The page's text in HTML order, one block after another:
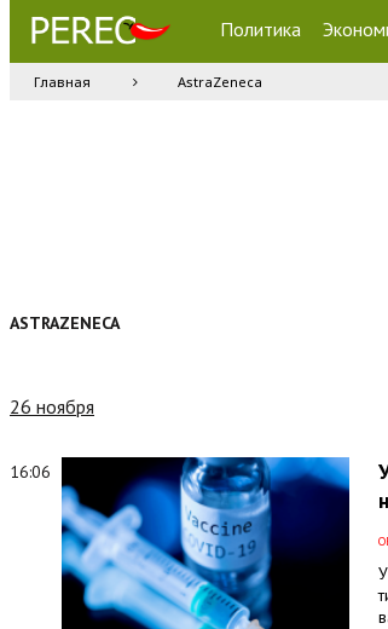
Политика
Главная AstraZeneca
ASTRAZENECA
26 ноября
16:06